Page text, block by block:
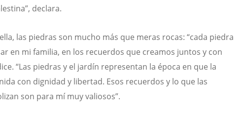
declara.
las piedras son mucho más que meras rocas: “cada piedra
en mi familia, en los recuerdos que creamos juntos y con
“Las piedras y el jardín representan la época en que la
con dignidad y libertad. Esos recuerdos y lo que las
son para mí muy valiosos”.